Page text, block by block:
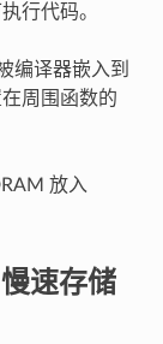
行代码。
编译器嵌入到
周围函数的
放入
速存储